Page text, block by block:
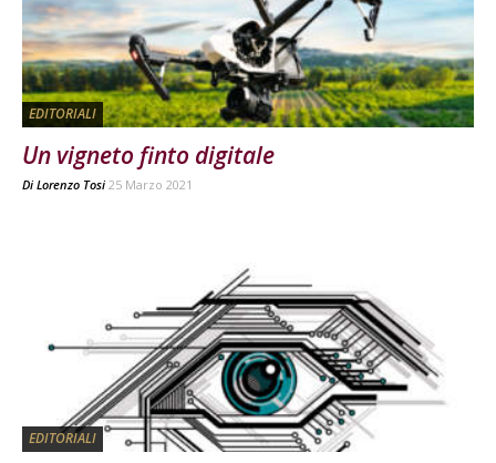
EDITORIALI
Un vigneto finto digitale
Di Lorenzo Tosi 25 Marzo 2021
EDITORIALI